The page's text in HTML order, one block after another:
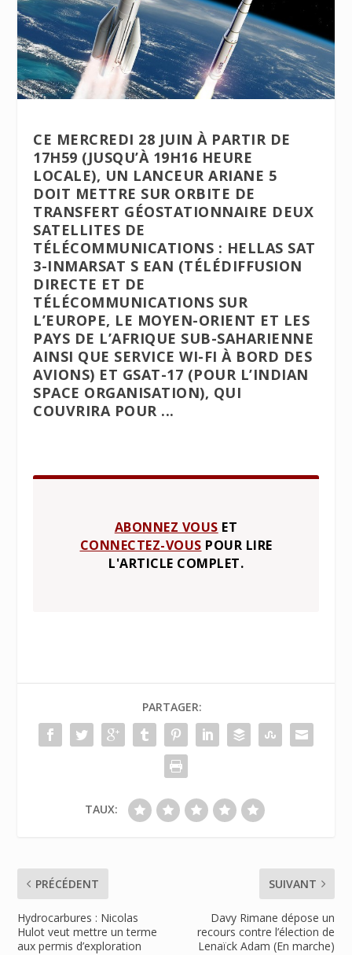
CE MERCREDI 28 JUIN À PARTIR DE
17H59 (JUSQU’À 19H16 HEURE
LOCALE), UN LANCEUR ARIANE 5
DOIT METTRE SUR ORBITE DE
TRANSFERT GÉOSTATIONNAIRE DEUX
SATELLITES DE
TÉLÉCOMMUNICATIONS : HELLAS SAT
3-INMARSAT S EAN (TÉLÉDIFFUSION
DIRECTE ET DE
TÉLÉCOMMUNICATIONS SUR
L’EUROPE, LE MOYEN-ORIENT ET LES
PAYS DE L’AFRIQUE SUB-SAHARIENNE
AINSI QUE SERVICE WI-FI À BORD DES
AVIONS) ET GSAT-17 (POUR L’INDIAN
SPACE ORGANISATION), QUI
COUVRIRA POUR ...
ABONNEZ VOUS ET
CONNECTEZ-VOUS POUR LIRE
L'ARTICLE COMPLET.
PARTAGER:
TAUX:
PRÉCÉDENT
Hydrocarbures : Nicolas
Hulot veut mettre un terme
aux permis d’exploration
SUIVANT
Davy Rimane dépose un
recours contre l’élection de
Lenaïck Adam (En marche)